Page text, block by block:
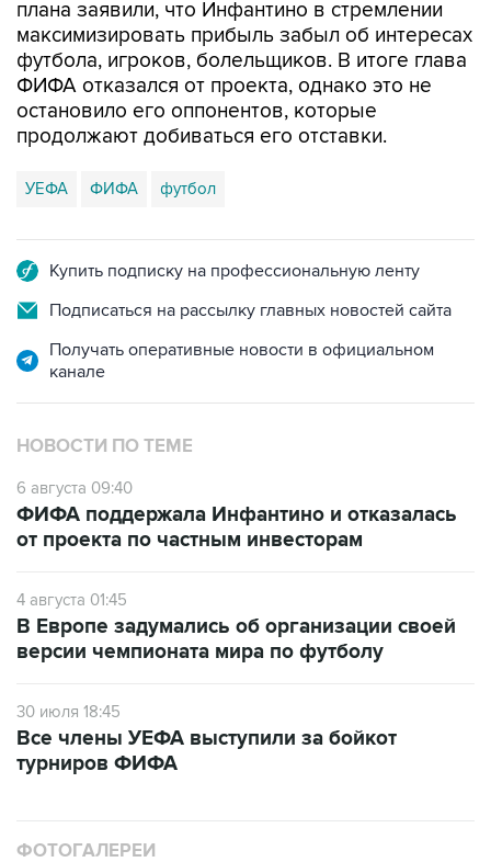
плана заявили, что Инфантино в стремлении
максимизировать прибыль забыл об интересах
футбола, игроков, болельщиков. В итоге глава
ФИФА отказался от проекта, однако это не
остановило его оппонентов, которые
продолжают добиваться его отставки.
УЕФА ФИФА футбол
Купить подписку на профессиональную ленту
Подписаться на рассылку главных новостей сайта
Получать оперативные новости в официальном
канале
НОВОСТИ ПО ТЕМЕ
6 августа 09:40
ФИФА поддержала Инфантино и отказалась
от проекта по частным инвесторам
4 августа 01:45
В Европе задумались об организации своей
версии чемпионата мира по футболу
30 июля 18:45
Все члены УЕФА выступили за бойкот
турниров ФИФА
ФОТОГАЛЕРЕИ